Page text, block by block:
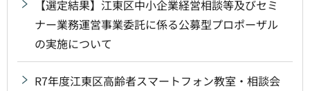
【選定結果】江東区中小企業経営相談等及びセミ
ナー業務運営事業委託に係る公募型プロポーザル
の実施について
R7年度江東区高齢者スマートフォン教室・相談会